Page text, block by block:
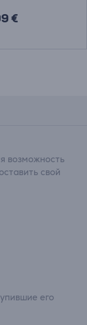
€
его
возможность
свой